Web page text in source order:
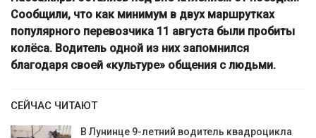
Сообщили, что как минимум в двух маршрутках
популярного перевозчика 11 августа были пробиты
колёса. Водитель одной из них запомнился
благодаря своей «культуре» общения с людьми.
СЕЙЧАС ЧИТАЮТ
В Лунинце 9-летний водитель квадроцикла